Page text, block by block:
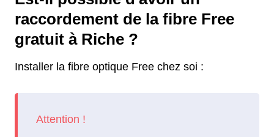
raccordement de la fibre Free
gratuit à Riche ?
Installer la fibre optique Free chez soi :